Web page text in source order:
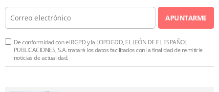
APUNTARME
De conformidad con el RGPD y la LOPDGDD, EL LEÓN DE EL ESPAÑOL
PUBLICACIONES, S.A. tratará los datos facilitados con la finalidad de remitirle
noticias de actualidad.